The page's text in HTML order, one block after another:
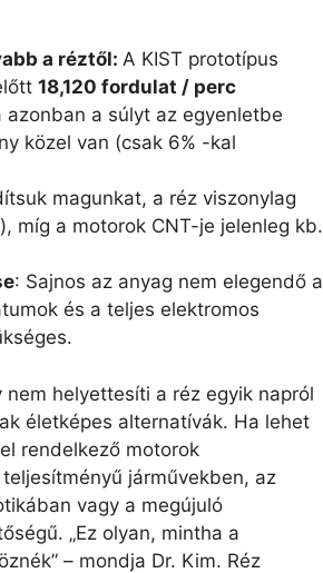
a réztől: A KIST prototípus
18,120 fordulat / perc
a súlyt az egyenletbe
közel van (csak 6% -kal
magunkat, a réz viszonylag
míg a motorok CNT-je jelenleg kb.
: Sajnos az anyag nem elegendő a
és a teljes elektromos
helyettesíti a réz egyik napról
életképes alternatívák. Ha lehet
rendelkező motorok
járművekben, az
vagy a megújuló
„Ez olyan, mintha a
– mondja Dr. Kim. Réz